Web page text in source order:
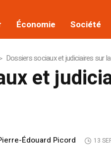
Économie Société
Dossiers sociaux et judiciaires sur
et
Édouard Picord 13